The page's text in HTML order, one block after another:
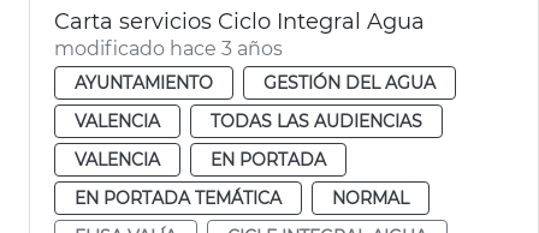
Carta servicios Ciclo Integral Agua
modificado hace 3 años
AYUNTAMIENTO
GESTIÓN DEL AGUA
VALENCIA
TODAS LAS AUDIENCIAS
VALENCIA
EN PORTADA
EN PORTADA TEMÁTICA
NORMAL